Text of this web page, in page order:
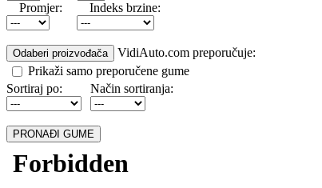
Promjer: Indeks brzine:
VidiAuto.com preporučuje:
Prikaži samo preporučene gume
Sortiraj po:
Način sortiranja: